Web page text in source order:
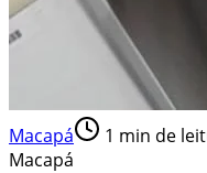
Macapá 1 min de
Macapá